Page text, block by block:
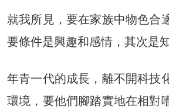
就我所見，要在家族中物色合
要條件是興趣和感情，其次是
年青一代的成長，離不開科技
環境，要他們腳踏實地在相對